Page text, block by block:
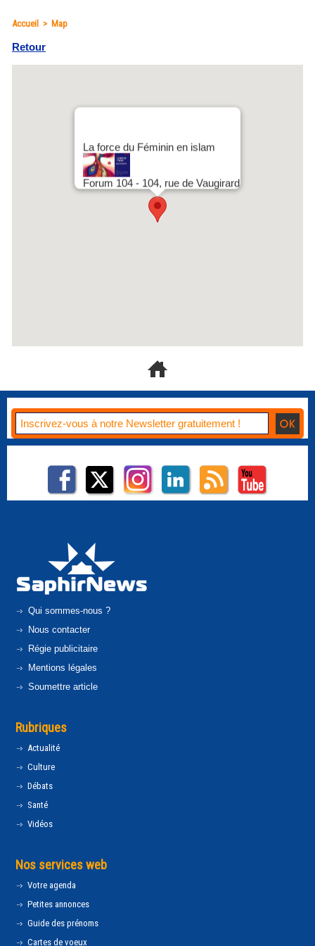
Accueil > Map
Retour
La force du Féminin en islam
Forum 104 - 104, rue de Vaugirard
Qui sommes-nous ?
Nous contacter
Régie publicitaire
Mentions légales
Soumettre article
Rubriques
Actualité
Culture
Débats
Santé
Vidéos
Nos services web
Votre agenda
Petites annonces
Guide des prénoms
Cartes de voeux